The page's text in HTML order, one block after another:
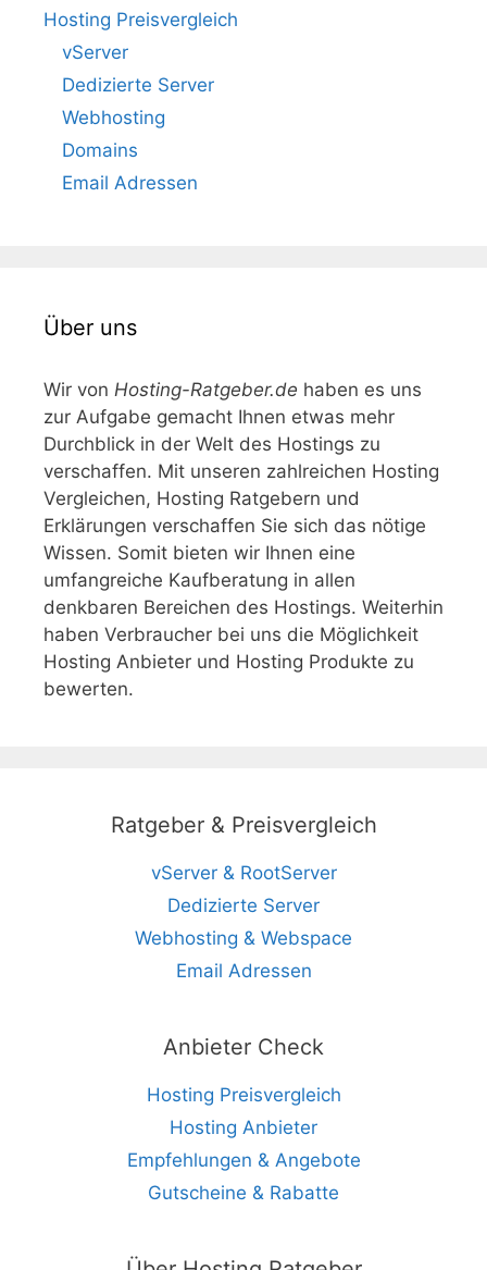
Hosting Preisvergleich
vServer
Dedizierte Server
Webhosting
Domains
Email Adressen
Über uns
Wir von Hosting-Ratgeber.de haben es uns
zur Aufgabe gemacht Ihnen etwas mehr
Durchblick in der Welt des Hostings zu
verschaffen. Mit unseren zahlreichen Hosting
Vergleichen, Hosting Ratgebern und
Erklärungen verschaffen Sie sich das nötige
Wissen. Somit bieten wir Ihnen eine
umfangreiche Kaufberatung in allen
denkbaren Bereichen des Hostings. Weiterhin
haben Verbraucher bei uns die Möglichkeit
Hosting Anbieter und Hosting Produkte zu
bewerten.
Ratgeber & Preisvergleich
vServer & RootServer
Dedizierte Server
Webhosting & Webspace
Email Adressen
Anbieter Check
Hosting Preisvergleich
Hosting Anbieter
Empfehlungen & Angebote
Gutscheine & Rabatte